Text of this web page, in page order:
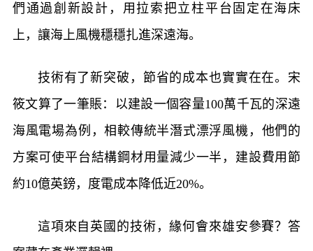
們通過創新設計，用拉索把立柱平台固定在海床
上，讓海上風機穩穩扎進深遠海。
技術有了新突破，節省的成本也實實在在。宋
筱文算了一筆賬：以建設一個容量100萬千瓦的深遠
海風電場為例，相較傳統半潛式漂浮風機，他們的
方案可使平台結構鋼材用量減少一半，建設費用節
約10億英鎊，度電成本降低近20%。
這項來自英國的技術，緣何會來雄安參賽？答